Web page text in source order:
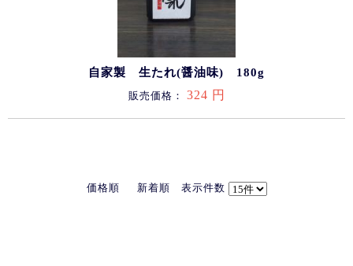
自家製 生たれ(醤油味) 180g
販売価格： 324 円
価格順 新着順 表示件数